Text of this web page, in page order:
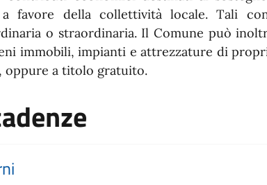
a favore della collettività locale. Tali
o straordinaria. Il Comune può
immobili, impianti e attrezzature di
oppure a titolo gratuito.